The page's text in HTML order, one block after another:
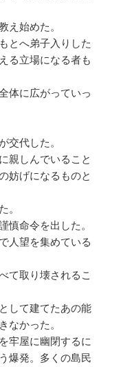
え始めた。
とへ弟子入りした
る立場になる者も
体に広がっていっ
交代した。
親しんでいること
妨げになるものと
。
命令を出した。
人望を集めている
て取り壊されるこ
して建てたあの能
なかった。
牢屋に幽閉するに
爆発。多くの島民